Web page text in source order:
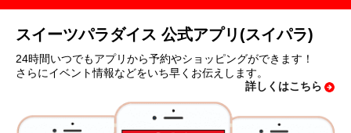
スイーツパラダイス 公式アプリ(スイパラ)
24時間いつでもアプリから予約やショッピングができます！
さらにイベント情報などをいち早くお伝えします。
詳しくはこちら